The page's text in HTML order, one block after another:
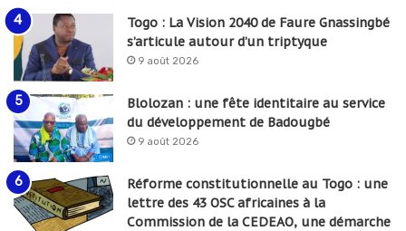
Togo : La Vision 2040 de Faure Gnassingbé
s’articule autour d’un triptyque
9 août 2026
Blolozan : une fête identitaire au service
du développement de Badougbé
9 août 2026
Réforme constitutionnelle au Togo : une
lettre des 43 OSC africaines à la
Commission de la CEDEAO, une démarche